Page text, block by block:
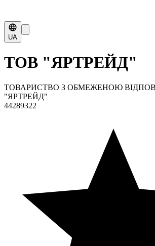
UA
ТОВ "ЯРТРЕЙД"
ТОВАРИСТВО З ОБМЕЖЕНОЮ
"ЯРТРЕЙД"
44289322